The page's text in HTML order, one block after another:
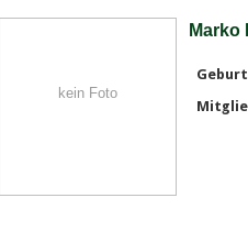
kein Foto
Marko